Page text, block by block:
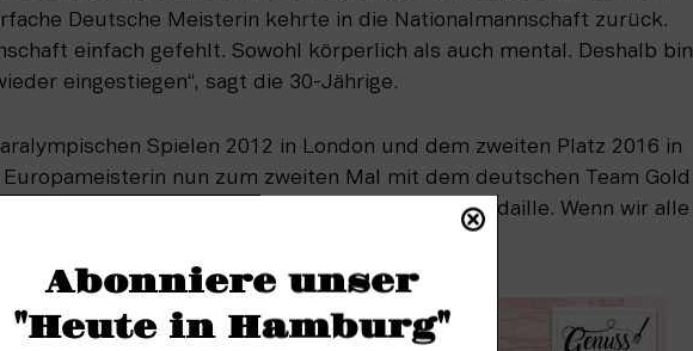
Deutsche Meisterin kehrte in die Nationalmannschaft zurück.
einfach gefehlt. Sowohl körperlich als auch mental. Deshalb bin
eingestiegen“, sagt die 30-Jährige.
Spielen 2012 in London und dem zweiten Platz 2016 in
nun zum zweiten Mal mit dem deutschen Team Gold
holen. „Wir haben das Potenzial für eine Medaille. Wenn wir alle
für uns alles drin“, sagt Lindholm.
Abonniere unser
"Heute in Hamburg"